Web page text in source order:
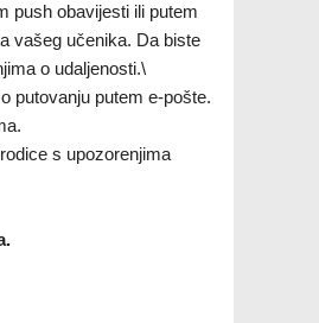
push obavijesti ili putem
vašeg učenika. Da biste
o udaljenosti.\
putovanju putem e-pošte.
s upozorenjima